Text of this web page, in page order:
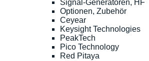
Signal-Generatoren, HF
Optionen, Zubehör
Ceyear
Keysight Technologies
PeakTech
Pico Technology
Red Pitaya